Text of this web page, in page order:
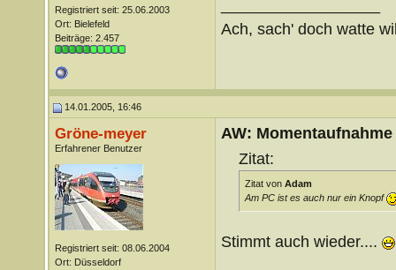
Registriert seit: 25.06.2003
Ort: Bielefeld
Beiträge: 2.457
Ach, sach' doch watte
14.01.2005, 16:46
Gröne-meyer
Erfahrener Benutzer
Registriert seit: 08.06.2004
Ort: Düsseldorf
AW: Momentaufnahme
Zitat:
Zitat von Adam
Am PC ist es auch nur ein Knopf
Stimmt auch wieder....